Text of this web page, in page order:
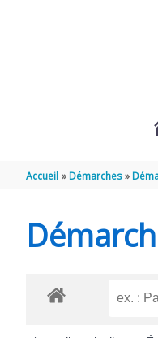
Accueil Démarches